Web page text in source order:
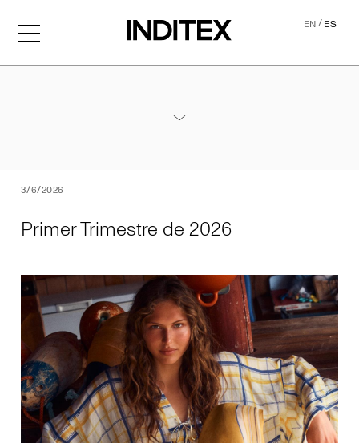
EN/ES
3/6/2026
Primer Trimestre de 2026